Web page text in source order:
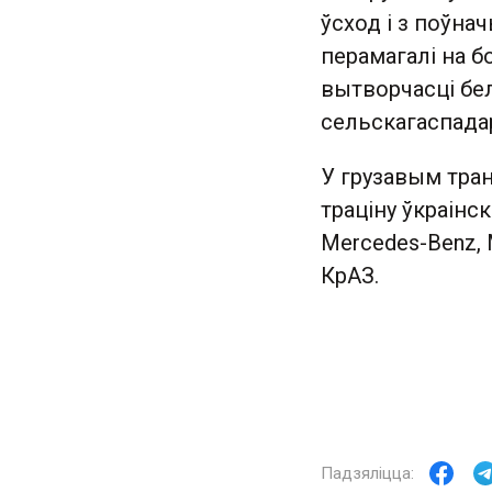
ўсход і з
перамагалі на
вытворчасці
У грузавым
траціну
Mercedes-Benz,
КрАЗ.